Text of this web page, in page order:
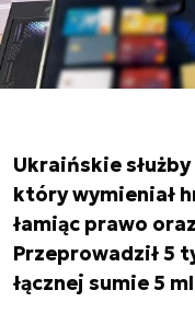
Ukraińskie
który wymieniał
łamiąc prawo
Przeprowadził 5
łącznej sumie 5